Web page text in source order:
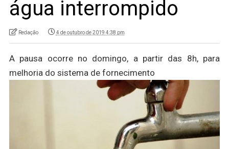
água interrompido
Redação 4 de outubro de 2019 4:38 pm
A pausa ocorre no domingo, a partir das 8h, para
melhoria do sistema de fornecimento